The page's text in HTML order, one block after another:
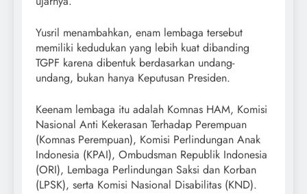
Yusril menambahkan, enam lembaga tersebut
memiliki kedudukan yang lebih kuat dibanding
TGPF karena dibentuk berdasarkan undang-
undang, bukan hanya Keputusan Presiden.
Keenam lembaga itu adalah Komnas HAM, Komisi
Nasional Anti Kekerasan Terhadap Perempuan
(Komnas Perempuan), Komisi Perlindungan Anak
Indonesia (KPAI), Ombudsman Republik Indonesia
(ORI), Lembaga Perlindungan Saksi dan Korban
(LPSK), serta Komisi Nasional Disabilitas (KND).